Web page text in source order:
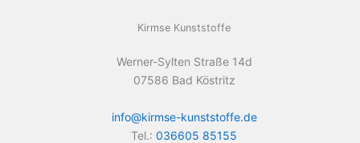
Kirmse Kunststoffe
Werner-Sylten Straße 14d
07586 Bad Köstritz
info@kirmse-kunststoffe.de
Tel.: 036605 85155